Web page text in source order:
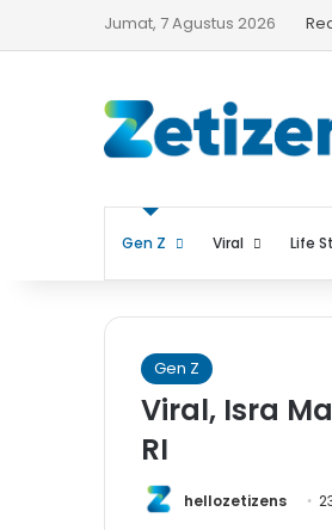
Jumat, 7 Agustus 2026
Gen Z Viral Life
Gen Z
Viral, Isra
RI
hellozetizens